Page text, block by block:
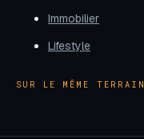
Immobilier
Lifestyle
SUR LE MÊME TERRAIN